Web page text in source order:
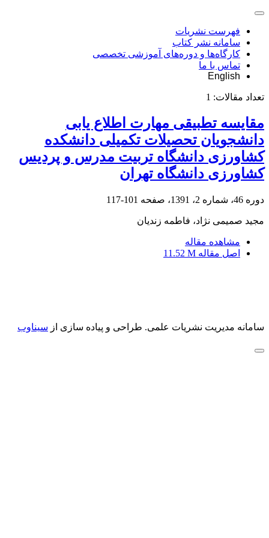
فهرست نشریات
سامانه نشر کتاب
کارگاه‌ها و دوره‌های آموزشی تخصصی
تماس با ما
English
تعداد مقالات: 1
مقایسه تطبیقی مهارت اطلاع یابی
دانشجویان تحصیلات تکمیلی دانشکده
کشاورزی دانشگاه تربیت مدرس و پردیس
کشاورزی دانشگاه تهران
دوره 46، شماره 2، 1391، صفحه 101-117
مجید صمیمی نژاد، فاطمه زندیان
مشاهده مقاله
اصل مقاله 11.52 M
سامانه مدیریت نشریات علمی. طراحی و پیاده سازی از سیناوب